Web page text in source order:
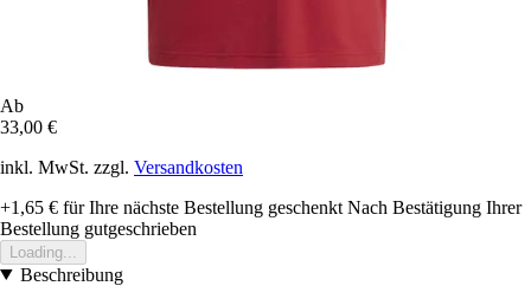
Ab
33,00 €
inkl. MwSt. zzgl. Versandkosten
+1,65 € für Ihre nächste Bestellung geschenkt Nach Bestätigung Ihrer
Bestellung gutgeschrieben
Loading...
Beschreibung